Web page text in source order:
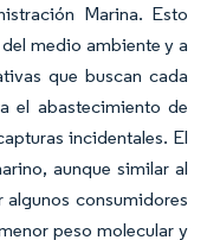
Marina. Esto
medio ambiente y a
que buscan cada
el abastecimiento de
incidentales. El
aunque similar al
consumidores
peso molecular y